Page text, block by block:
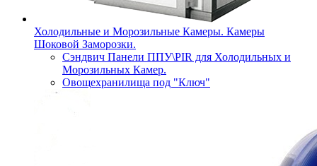
Холодильные и Морозильные Камеры. Камеры
Шоковой Заморозки.
Сэндвич Панели ППУ\PIR для Холодильных и
Морозильных Камер.
Овощехранилища под "Ключ"